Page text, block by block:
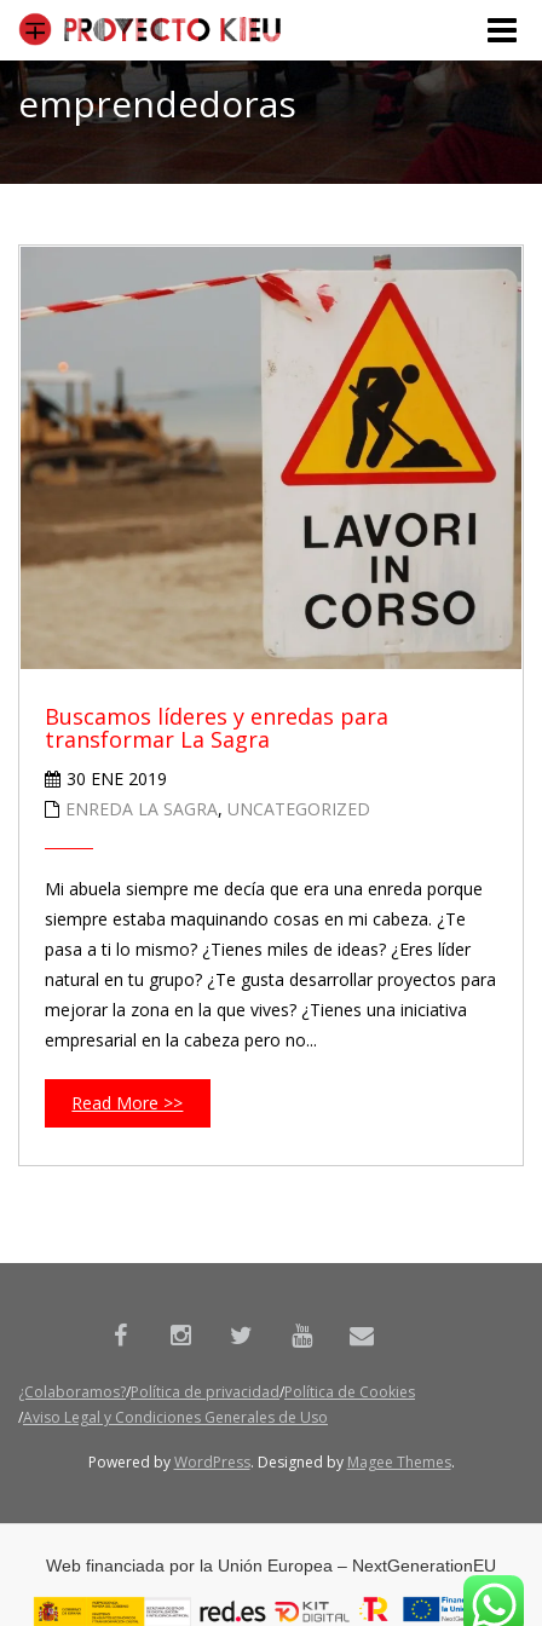
Toggle
emprendedoras
Buscamos líderes y enredas para
transformar La Sagra
30 ENE 2019
ENREDA LA SAGRA, UNCATEGORIZED
Mi abuela siempre me decía que era una enreda porque
siempre estaba maquinando cosas en mi cabeza. ¿Te
pasa a ti lo mismo? ¿Tienes miles de ideas? ¿Eres líder
natural en tu grupo? ¿Te gusta desarrollar proyectos para
mejorar la zona en la que vives? ¿Tienes una iniciativa
empresarial en la cabeza pero no...
Read More >>
¿Colaboramos? Política de privacidad Política de Cookies
Aviso Legal y Condiciones Generales de Uso
Powered byWordPress. Designed by Magee Themes.
Web financiada por la Unión Europea – NextGenerationEU